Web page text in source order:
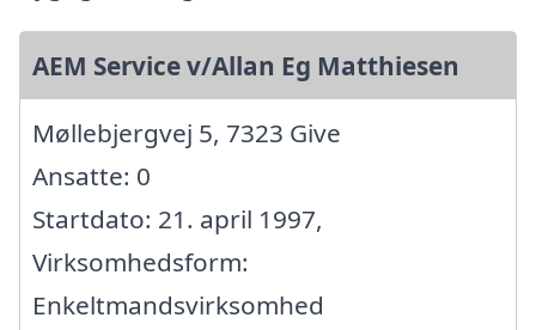
AEM Service v/Allan Eg Matthiesen
Møllebjergvej 5, 7323 Give
Ansatte: 0
Startdato: 21. april 1997,
Virksomhedsform:
Enkeltmandsvirksomhed